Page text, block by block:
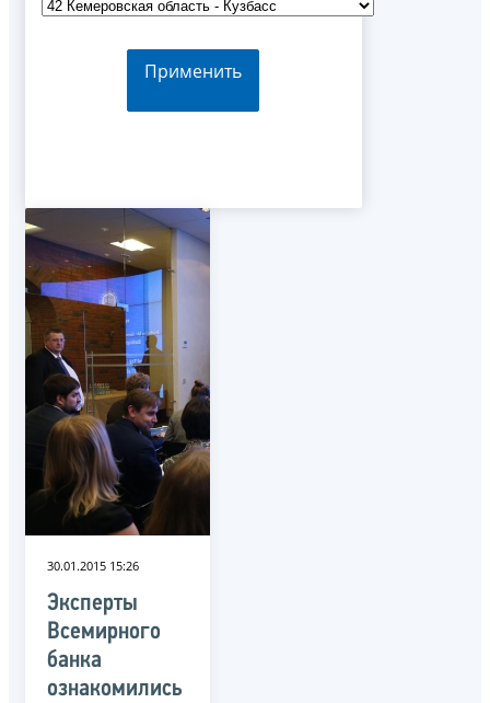
Применить
30.01.2015 15:26
Эксперты
Всемирного
банка
ознакомились